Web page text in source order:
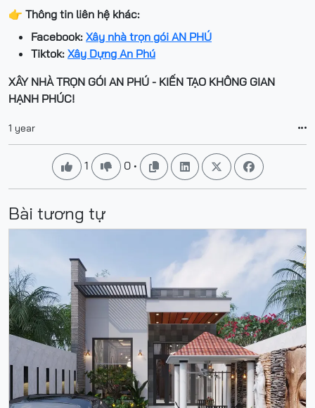
👉 Thông tin liên hệ khác:
Facebook: Xây nhà trọn gói AN PHÚ
Tiktok: Xây Dựng An Phú
XÂY NHÀ TRỌN GÓI AN PHÚ - KIẾN TẠO KHÔNG GIAN
HẠNH PHÚC!
1 year 
 1  0•    
Bài tương tự